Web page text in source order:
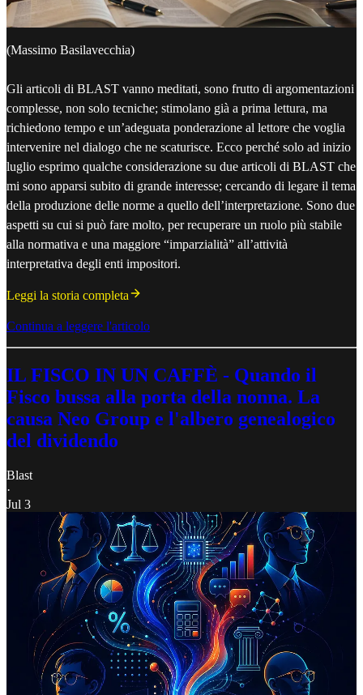
(Massimo Basilavecchia)
Gli articoli di BLAST vanno meditati, sono frutto di argomentazioni
complesse, non solo tecniche; stimolano già a prima lettura, ma
richiedono tempo e un’adeguata ponderazione al lettore che voglia
intervenire nel dialogo che ne scaturisce. Ecco perché solo ad inizio
luglio esprimo qualche considerazione su due articoli di BLAST che
mi sono apparsi subito di grande interesse; cercando di legare il tema
della produzione delle norme a quello dell’interpretazione. Sono due
aspetti su cui si può fare molto, per recuperare un ruolo più stabile
alla normativa e una maggiore “imparzialità” all’attività
interpretativa degli enti impositori.
Leggi la storia completa
Continua a leggere l'articolo
IL FISCO IN UN CAFFÈ - Quando il
Fisco bussa alla porta della nonna. La
causa Neo Group e l'albero genealogico
del dividendo
Blast
·
Jul 3